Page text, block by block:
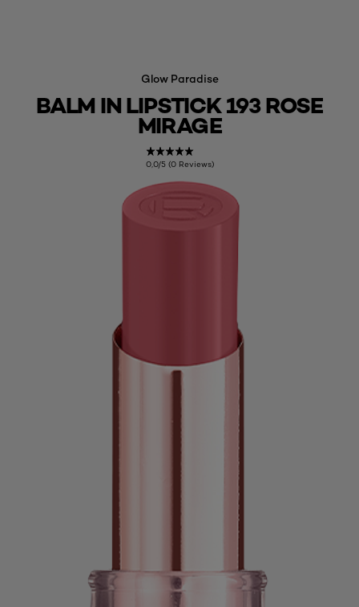
Glow Paradise
BALM IN LIPSTICK 193 ROSE
MIRAGE
0,0/5 (0 Reviews)